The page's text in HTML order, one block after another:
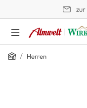
zur
Home
/ Herren